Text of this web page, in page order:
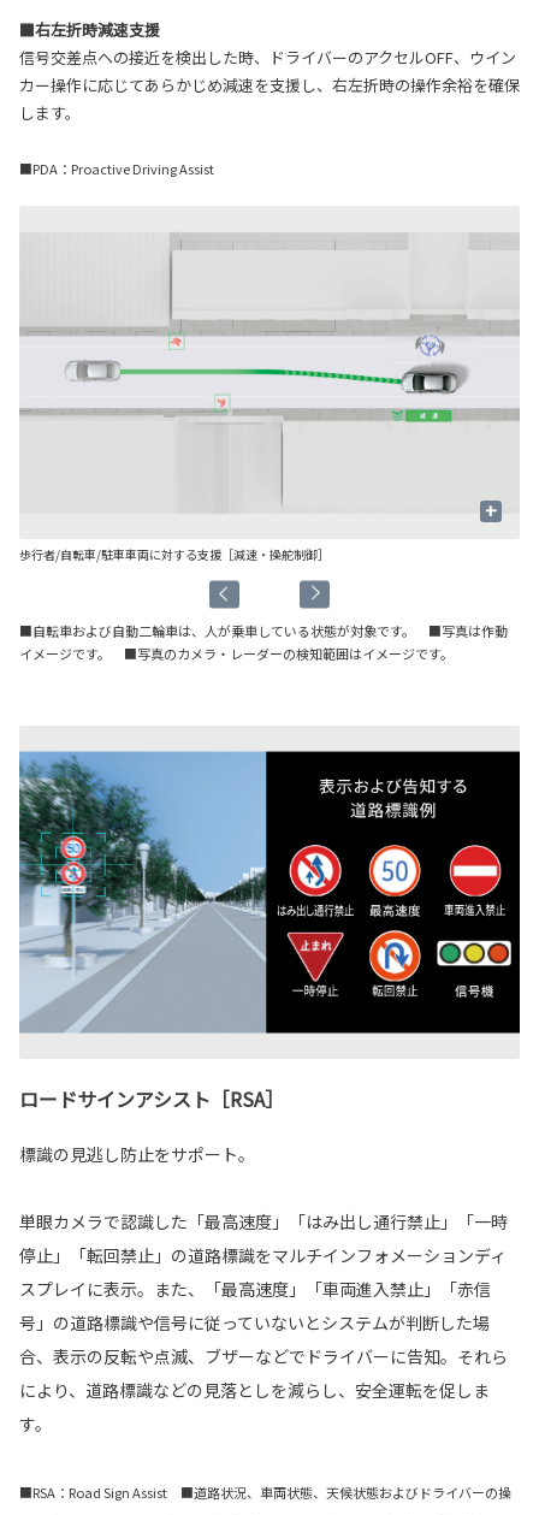
■右左折時減速支援
信号交差点への接近を検出した時、ドライバーのアクセルOFF、ウイン
カー操作に応じてあらかじめ減速を支援し、右左折時の操作余裕を確保
します。
■PDA：Proactive Driving Assist
+
歩行者/自転車/駐車車両に対する支援［減速・操舵制御］
■自転車および自動二輪車は、人が乗車している状態が対象です。 ■写真は作動
イメージです。 ■写真のカメラ・レーダーの検知範囲はイメージです。
ロードサインアシスト［RSA］
標識の見逃し防止をサポート。
単眼カメラで認識した「最高速度」「はみ出し通行禁止」「一時
停止」「転回禁止」の道路標識をマルチインフォメーションディ
スプレイに表示。また、「最高速度」「車両進入禁止」「赤信
号」の道路標識や信号に従っていないとシステムが判断した場
合、表示の反転や点滅、ブザーなどでドライバーに告知。それら
により、道路標識などの見落としを減らし、安全運転を促しま
す。
■RSA：Road Sign Assist ■道路状況、車両状態、天候状態およびドライバーの操